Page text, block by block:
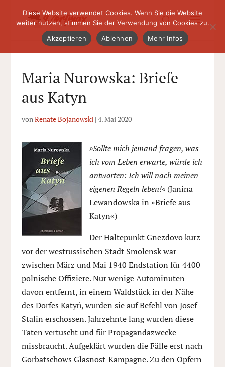
Maria Nurowska: Briefe
aus Katyn
vonRenate Bojanowski| 4. Mai 2020
»Sollte mich jemand fragen, was
ich vom Leben erwarte, würde ich
antworten: Ich will nach meinen
eigenen Regeln leben!«(Janina
Lewandowska in »Briefe aus
Katyn«)
Der Haltepunkt Gnezdovo kurz
vor der westrussischen Stadt Smolensk war
zwischen März und Mai 1940 Endstation für 4400
polnische Offiziere. Nur wenige Autominuten
davon entfernt, in einem Waldstück in der Nähe
des Dorfes Katyń, wurden sie auf Befehl von Josef
Stalin erschossen. Jahrzehnte lang wurden diese
Taten vertuscht und für Propagandazwecke
missbraucht. Aufgeklärt wurden die Fälle erst nach
Gorbatschows Glasnost-Kampagne. Zu den Opfern
Diese Website verwendet Cookies. Wenn Sie die Website
weiter nutzen, stimmen Sie der Verwendung von Cookies zu.
Akzeptieren
Ablehnen Mehr Infos